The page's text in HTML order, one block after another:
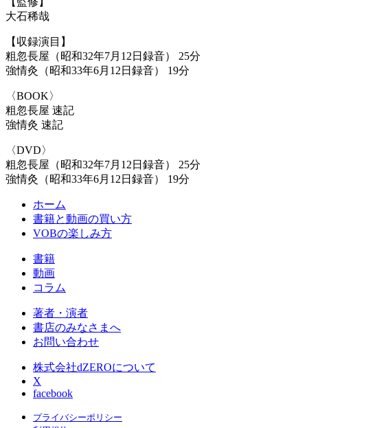
大石稀哉
【収録演目】
粗忽長屋（昭和32年7月12日録音） 25分
強情灸（昭和33年6月12日録音） 19分
〈BOOK〉
粗忽長屋 速記
強情灸 速記
〈DVD〉
粗忽長屋（昭和32年7月12日録音） 25分
強情灸（昭和33年6月12日録音） 19分
ホーム
書籍と動画の買い方
VOBの楽しみ方
書籍
動画
コラム
著者・演者
書店のみなさまへ
お問い合わせ
株式会社dZEROについて
X
facebook
プライバシーポリシー